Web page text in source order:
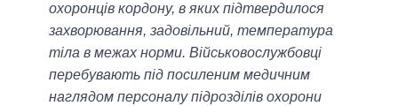
охоронців кордону, в яких підтвердилося
захворювання, задовільний, температура
тіла в межах норми. Військовослужбовці
перебувають під посиленим медичним
наглядом персоналу підрозділів охорони